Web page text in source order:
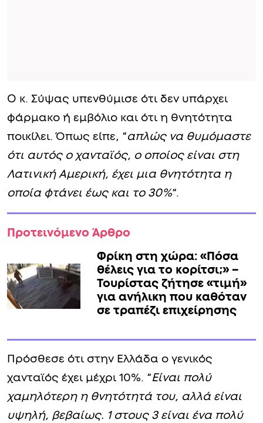
Ο κ. Σύψας υπενθύμισε ότι δεν υπάρχει
φάρμακο ή εμβόλιο και ότι η θνητότητα
ποικίλει. Όπως είπε, “απλώς να θυμόμαστε
ότι αυτός ο χανταϊός, ο οποίος είναι στη
Λατινική Αμερική, έχει μια θνητότητα η
οποία φτάνει έως και το 30%“.
Προτεινόμενο Άρθρο
Φρίκη στη χώρα: «Πόσα
θέλεις για το κορίτσι;» –
Τουρίστας ζήτησε «τιμή»
για ανήλικη που καθόταν
σε τραπέζι επιχείρησης
Πρόσθεσε ότι στην Ελλάδα ο γενικός
χανταϊός έχει μέχρι 10%. “Είναι πολύ
χαμηλότερη η θνητότητά του, αλλά είναι
υψηλή, βεβαίως. 1 στους 3 είναι ένα πολύ